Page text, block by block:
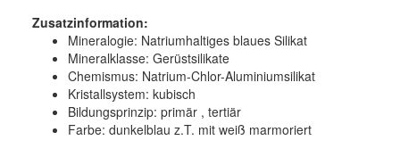
Zusatzinformation:
Mineralogie: Natriumhaltiges blaues Silikat
Mineralklasse: Gerüstsilikate
Chemismus: Natrium-Chlor-Aluminiumsilikat
Kristallsystem: kubisch
Bildungsprinzip: primär , tertiär
Farbe: dunkelblau z.T. mit weiß marmoriert